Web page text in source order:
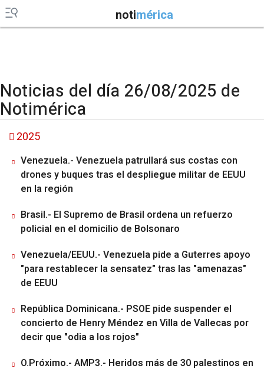
notimérica
Noticias del día 26/08/2025 de
Notimérica
2025
Venezuela.- Venezuela patrullará sus costas con
drones y buques tras el despliegue militar de EEUU
en la región
Brasil.- El Supremo de Brasil ordena un refuerzo
policial en el domicilio de Bolsonaro
Venezuela/EEUU.- Venezuela pide a Guterres apoyo
"para restablecer la sensatez" tras las "amenazas"
de EEUU
República Dominicana.- PSOE pide suspender el
concierto de Henry Méndez en Villa de Vallecas por
decir que "odia a los rojos"
O.Próximo.- AMP3.- Heridos más de 30 palestinos en